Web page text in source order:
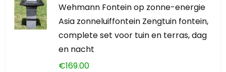
Wehmann Fontein op zonne-energie
Asia zonneluiffontein Zengtuin fontein,
complete set voor tuin en terras, dag
en nacht
€169.00